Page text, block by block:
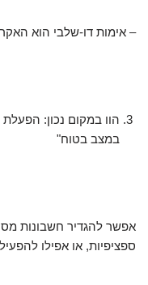
– אימות דו-שלבי הוא
במצב בטוח"
ספציפיות, או אפילו